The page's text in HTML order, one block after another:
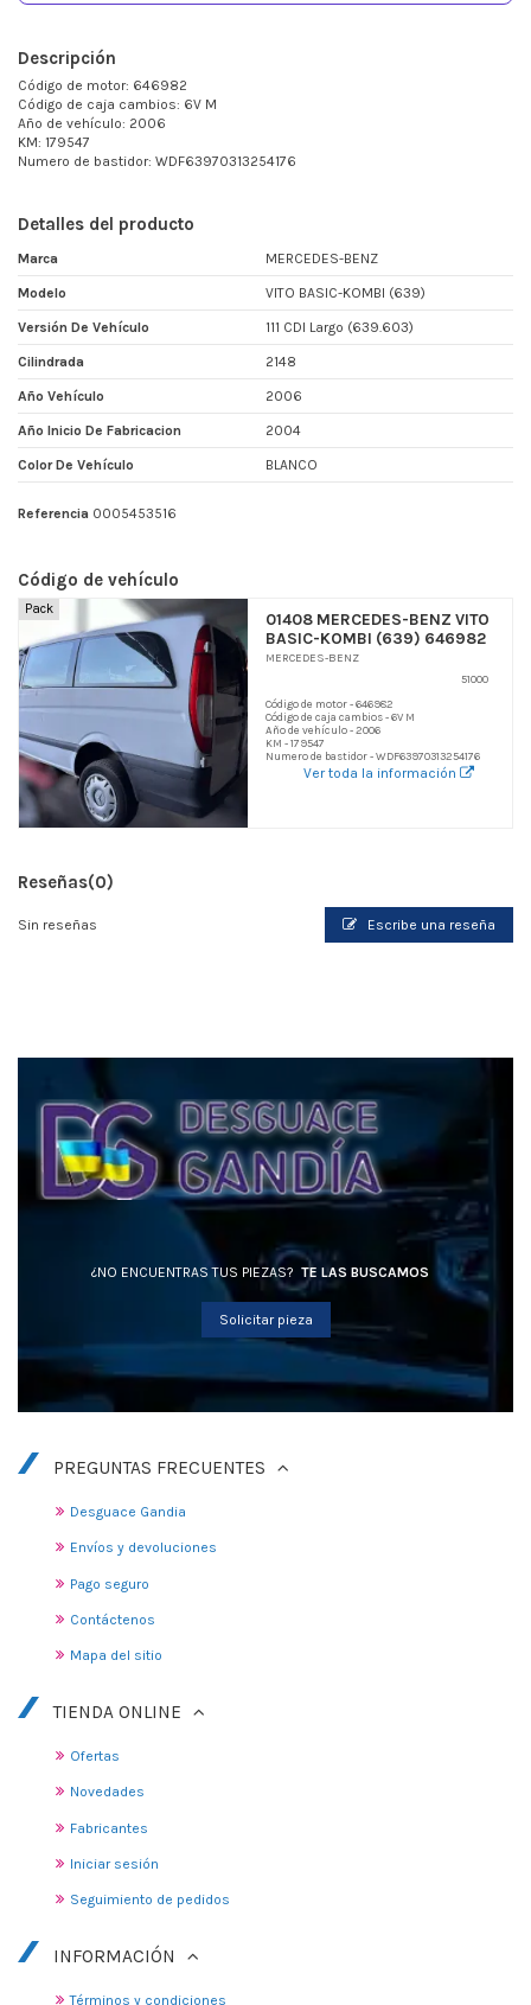
Descripción
Código de motor: 646982
Código de caja cambios: 6V M
Año de vehículo: 2006
KM: 179547
Numero de bastidor: WDF63970313254176
Detalles del producto
Marca MERCEDES-BENZ
Modelo VITO BASIC-KOMBI (639)
Versión De Vehículo 111 CDI Largo (639.603)
Cilindrada 2148
Año Vehículo 2006
Año Inicio De Fabricacion 2004
Color De Vehículo BLANCO
Referencia 0005453516
Código de vehículo
Pack
01408 MERCEDES-BENZ VITO
BASIC-KOMBI (639) 646982
MERCEDES-BENZ
51000
Código de motor - 646982
Código de caja cambios - 6V M
Año de vehículo - 2006
KM - 179547
Numero de bastidor - WDF63970313254176
Ver toda la información
Reseñas(0)
Sin reseñas Escribe una reseña
¿NO ENCUENTRAS TUS PIEZAS? TE LAS BUSCAMOS
Solicitar pieza
PREGUNTAS FRECUENTES
Desguace Gandia
Envíos y devoluciones
Pago seguro
Contáctenos
Mapa del sitio
TIENDA ONLINE
Ofertas
Novedades
Fabricantes
Iniciar sesión
Seguimiento de pedidos
INFORMACIÓN
Términos y condiciones